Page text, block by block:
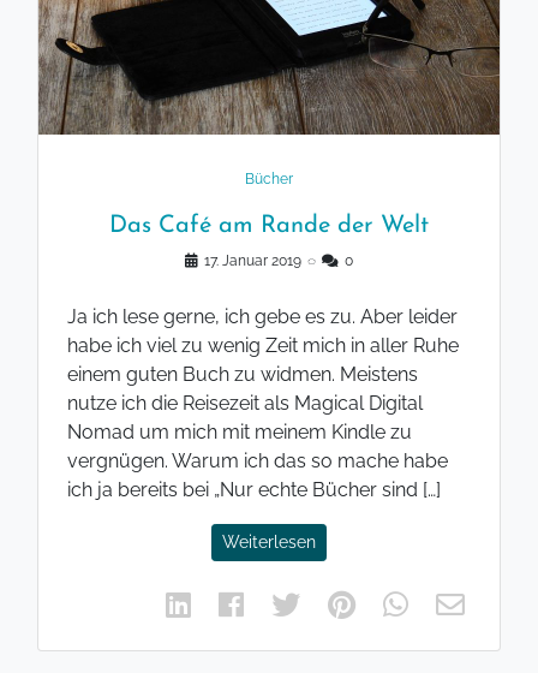
Bücher
Das Café am Rande der Welt
17. Januar 2019 ◌ 0
Ja ich lese gerne, ich gebe es zu. Aber leider
habe ich viel zu wenig Zeit mich in aller Ruhe
einem guten Buch zu widmen. Meistens
nutze ich die Reisezeit als Magical Digital
Nomad um mich mit meinem Kindle zu
vergnügen. Warum ich das so mache habe
ich ja bereits bei „Nur echte Bücher sind […]
Weiterlesen